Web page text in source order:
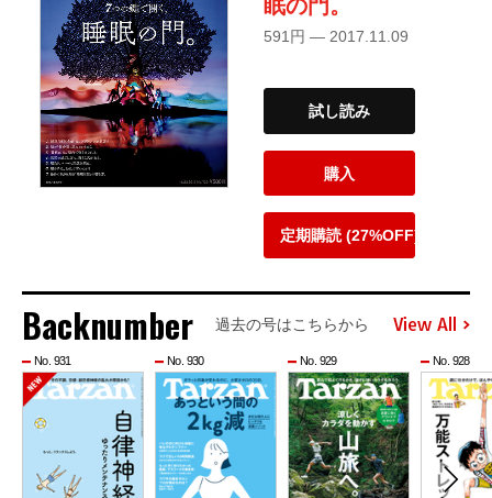
眠の門。
591円 — 2017.11.09
試し読み
購入
定期購読 (27%OFF)
Backnumber 過去の号はこちらから View All
No. 931 No. 930 No. 929 No. 928